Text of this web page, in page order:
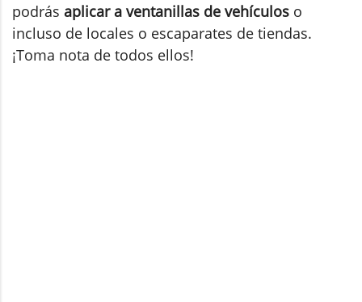
podrás aplicar a ventanillas de vehículos o
incluso de locales o escaparates de tiendas.
¡Toma nota de todos ellos!